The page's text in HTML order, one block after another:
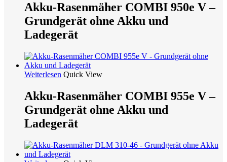
Akku-Rasenmäher COMBI 950e V –
Grundgerät ohne Akku und
Ladegerät
Weiterlesen Quick View
Akku-Rasenmäher COMBI 955e V –
Grundgerät ohne Akku und
Ladegerät